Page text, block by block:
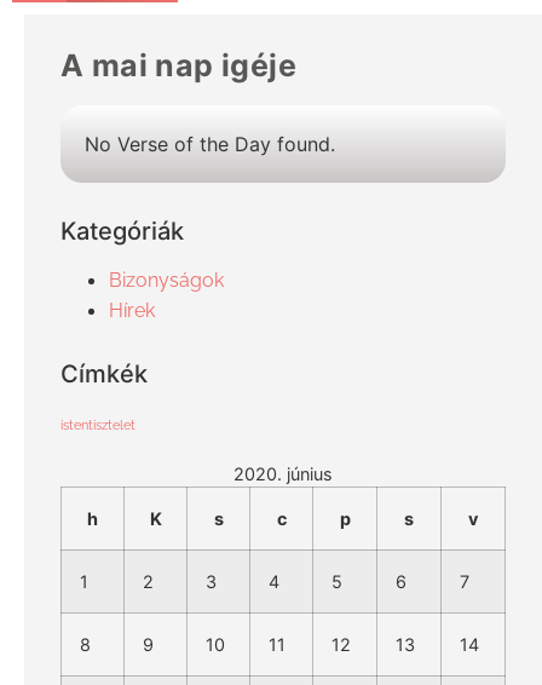
A mai nap igéje
No Verse of the Day found.
Kategóriák
Bizonyságok
Hírek
Címkék
istentisztelet
2020. június
h K s c p s v
1 2 3 4 5 6 7
8 9 10 11 12 13 14